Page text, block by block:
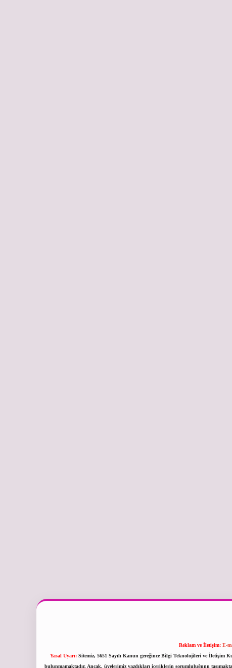
Reklam ve İletişim: E-
Yasal Uyarı: Sitemiz, 5651 Sayılı Kanun gereğince Bilgi Teknolojileri ve İletişim
bulunmamaktadır. Ancak, üyelerimiz yazdıkları içeriklerin sorumluluğunu